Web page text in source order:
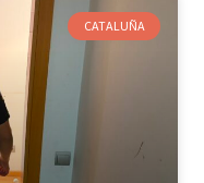
CATALUÑA